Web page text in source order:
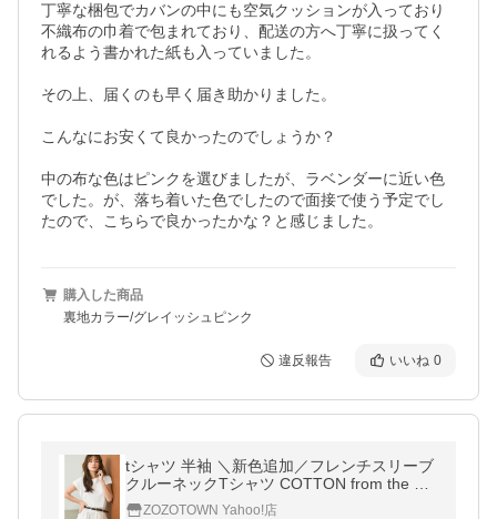
丁寧な梱包でカバンの中にも空気クッションが入っており
不織布の巾着で包まれており、配送の方へ丁寧に扱ってく
れるよう書かれた紙も入っていました。
その上、届くのも早く届き助かりました。
こんなにお安くて良かったのでしょうか？
中の布な色はピンクを選びましたが、ラベンダーに近い色
でした。が、落ち着いた色でしたので面接で使う予定でし
たので、こちらで良かったかな？と感じました。
購入した商品
裏地カラー/グレイッシュピンク
違反報告 いいね 0
tシャツ 半袖 ＼新色追加／フレンチスリーブ
クルーネックTシャツ COTTON from the US
レディース
ZOZOTOWN Yahoo!店